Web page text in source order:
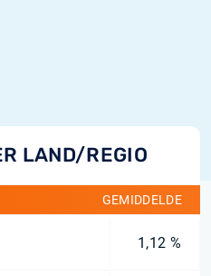
LAND/REGIO
GEMIDDELDE
1,12 %